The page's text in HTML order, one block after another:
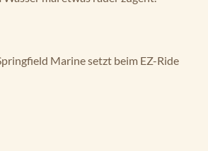
Marine setzt beim EZ-Ride